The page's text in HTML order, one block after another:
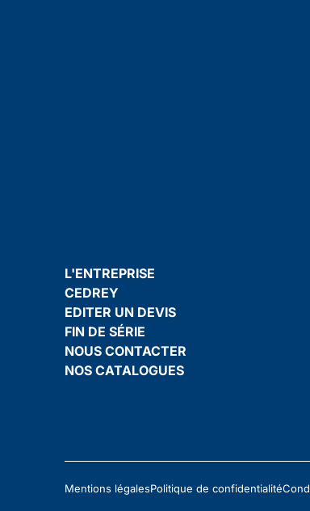
L'ENTREPRISE
CEDREY
EDITER UN DEVIS
FIN DE SÉRIE
NOUS CONTACTER
NOS CATALOGUES
Mentions légalesPolitique de confidentialité